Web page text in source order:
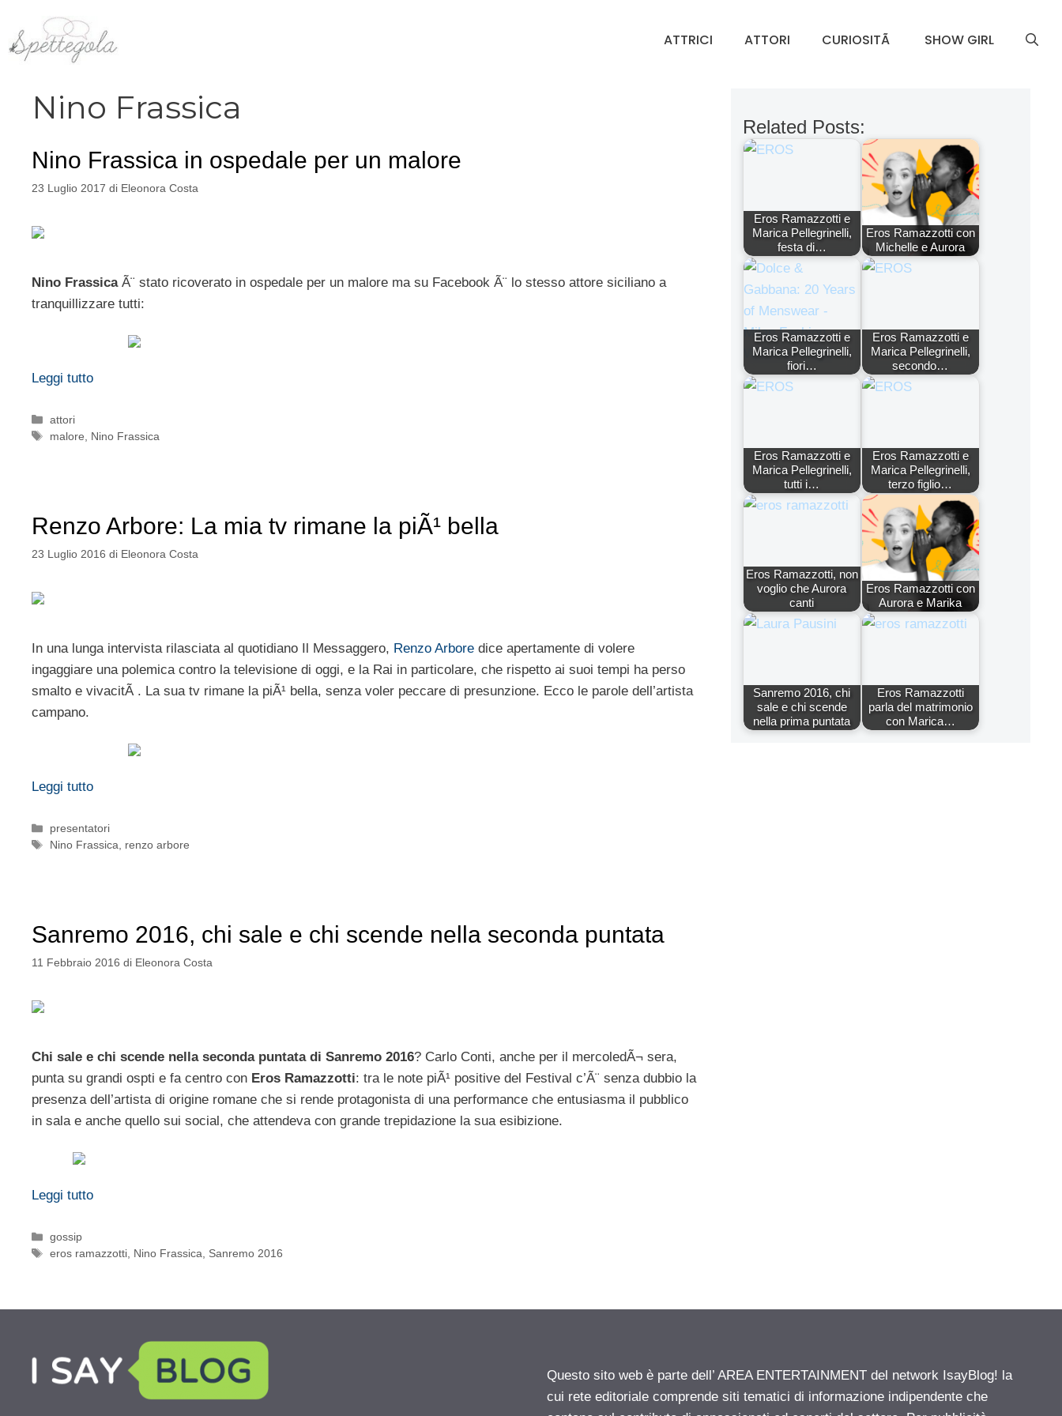
contenuto
ATTRICI ATTORI CURIOSITÃ SHOW GIRL
Nino Frassica
Nino Frassica in ospedale per un malore
23 Luglio 2017 di Eleonora Costa
Nino FrassicaÃ¨ stato ricoverato in ospedale per un malore ma su Facebook Ã¨ lo stesso attore siciliano a
tranquillizzare tutti:
Leggi tutto
Categorie
attori
Tag
malore Nino Frassica
Renzo Arbore: La mia tv rimane la piÃ¹ bella
23 Luglio 2016 di Eleonora Costa
In una lunga intervista rilasciata al quotidiano Il Messaggero, Renzo Arbore dice apertamente di volere
ingaggiare una polemica contro la televisione di oggi, e la Rai in particolare, che rispetto ai suoi tempi ha perso
smalto e vivacitÃ . La sua tv rimane la piÃ¹ bella, senza voler peccare di presunzione. Ecco le parole dell’artista
campano.
Leggi tutto
Categorie
presentatori
Tag
Nino Frassica, renzo arbore
Sanremo 2016, chi sale e chi scende nella seconda puntata
11 Febbraio 2016 di Eleonora Costa
Chi sale e chi scende nella seconda puntata di Sanremo 2016? Carlo Conti, anche per il mercoledÃ¬ sera,
punta su grandi ospti e fa centro con Eros Ramazzotti: tra le note piÃ¹ positive del Festival c’Ã¨ senza dubbio la
presenza dell’artista di origine romane che si rende protagonista di una performance che entusiasma il pubblico
in sala e anche quello sui social, che attendeva con grande trepidazione la sua esibizione.
Leggi tutto
Categorie
gossip
Tag
eros ramazzotti, Nino Frassica, Sanremo 2016
Related Posts:
Eros Ramazzotti e
Marica Pellegrinelli,
festa di…
Eros Ramazzotti con
Michelle e Aurora
Eros Ramazzotti e
Marica Pellegrinelli,
fiori…
Eros Ramazzotti e
Marica Pellegrinelli,
secondo…
Eros Ramazzotti e
Marica Pellegrinelli,
tutti i…
Eros Ramazzotti e
Marica Pellegrinelli,
terzo figlio…
Eros Ramazzotti, non
voglio che Aurora
canti
Eros Ramazzotti con
Aurora e Marika
Sanremo 2016, chi
sale e chi scende
nella prima puntata
Eros Ramazzotti
parla del matrimonio
con Marica…
Questo sito web è parte dell’ AREA ENTERTAINMENT del network IsayBlog! la
cui rete editoriale comprende siti tematici di informazione indipendente che